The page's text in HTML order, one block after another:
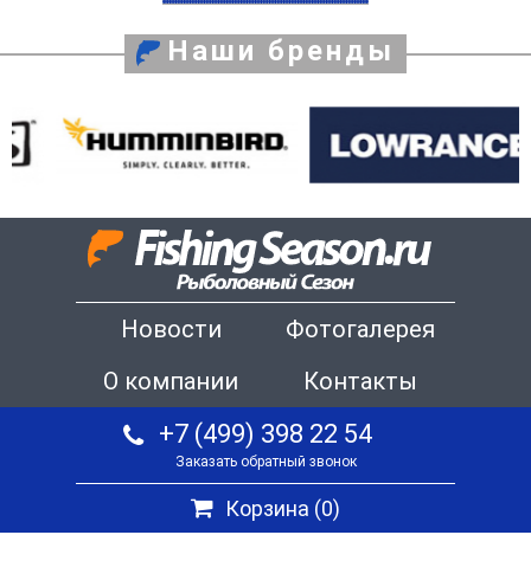
Наши бренды
Новости
Фотогалерея
О компании
Контакты
+7 (499) 398 22 54
Заказать обратный звонок
Корзина (0)